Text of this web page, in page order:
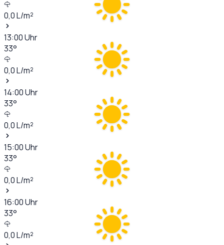
0,0L/m²
13:00Uhr
33°
0,0L/m²
14:00Uhr
33°
0,0L/m²
15:00Uhr
33°
0,0L/m²
16:00Uhr
33°
0,0L/m²